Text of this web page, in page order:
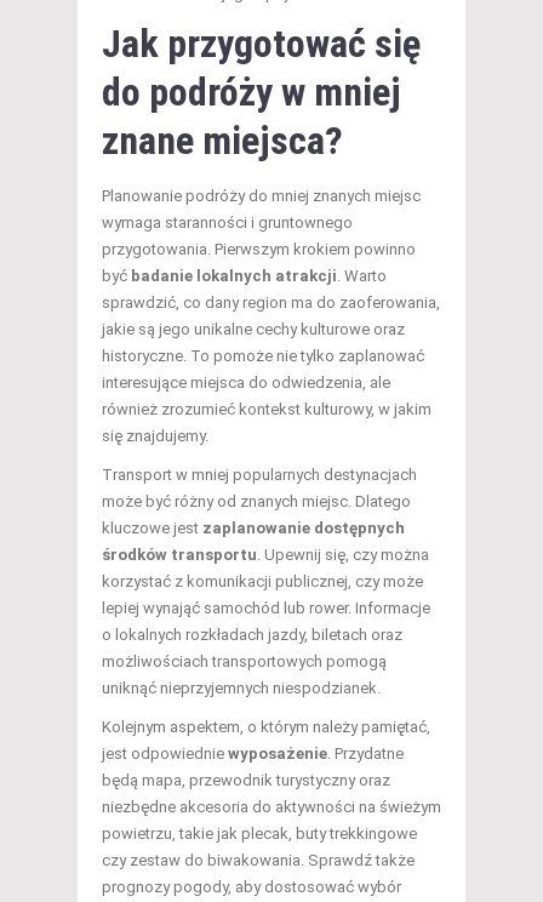
Jak przygotować się
do podróży w mniej
znane miejsca?
Planowanie podróży do mniej znanych miejsc
wymaga staranności i gruntownego
przygotowania. Pierwszym krokiem powinno
być badanie lokalnych atrakcji . Warto
sprawdzić, co dany region ma do zaoferowania,
jakie są jego unikalne cechy kulturowe oraz
historyczne. To pomoże nie tylko zaplanować
interesujące miejsca do odwiedzenia, ale
również zrozumieć kontekst kulturowy, w jakim
się znajdujemy.
Transport w mniej popularnych destynacjach
może być różny od znanych miejsc. Dlatego
kluczowe jest zaplanowanie dostępnych
środków transportu . Upewnij się, czy można
korzystać z komunikacji publicznej, czy może
lepiej wynająć samochód lub rower. Informacje
o lokalnych rozkładach jazdy, biletach oraz
możliwościach transportowych pomogą
uniknąć nieprzyjemnych niespodzianek.
Kolejnym aspektem, o którym należy pamiętać,
jest odpowiednie wyposażenie . Przydatne
będą mapa, przewodnik turystyczny oraz
niezbędne akcesoria do aktywności na świeżym
powietrzu, takie jak plecak, buty trekkingowe
czy zestaw do biwakowania. Sprawdź także
prognozy pogody, aby dostosować wybór